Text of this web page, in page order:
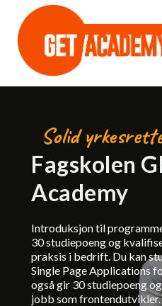
Solid
Fagskolen
Academy
Introduksjon til
30 studiepoeng og
praksis i bedrift. Du kan
Single Page Applications
også gir 30 studiepoeng
jobb som frontendutvikler.